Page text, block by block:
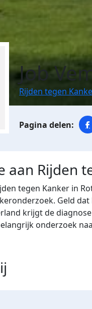
Job
Rijden tegen
aan Rijden
tegen Kanker in
Geld
krijgt de
onderzoek